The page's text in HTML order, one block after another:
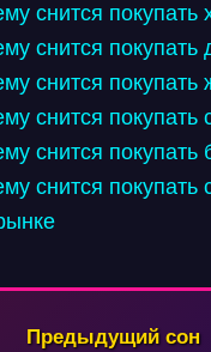
снится покупать
снится
снится покупать
снится
снится
снится
Предыдущий сон